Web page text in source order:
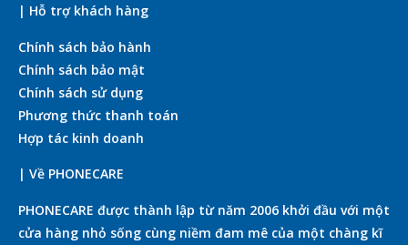
| Hỗ trợ khách hàng
Chính sách bảo hành
Chính sách bảo mật
Chính sách sử dụng
Phương thức thanh toán
Hợp tác kinh doanh
| Về PHONECARE
PHONECARE được thành lập từ năm 2006 khởi đầu với một
cửa hàng nhỏ sống cùng niềm đam mê của một chàng kĩ